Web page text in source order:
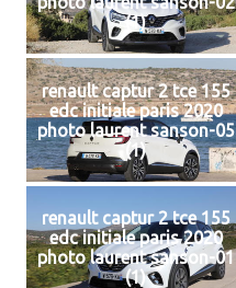
(1)
renault captur 2 tce 155
edc initiale paris 2020
photo laurent sanson-05
(1)
renault captur 2 tce 155
edc initiale paris 2020
photo laurent sanson-01
(1)